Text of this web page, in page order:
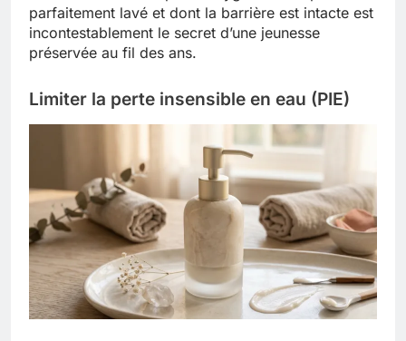
parfaitement lavé et dont la barrière est intacte est
incontestablement le secret d’une jeunesse
préservée au fil des ans.
Limiter la perte insensible en eau (PIE)